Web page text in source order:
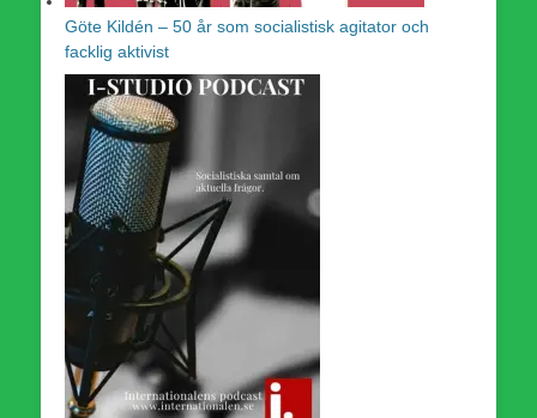
Göte Kildén – 50 år som socialistisk agitator och
facklig aktivist